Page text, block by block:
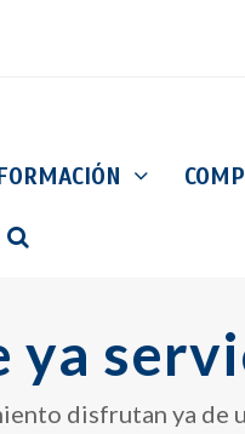
ya
disfrutan ya de